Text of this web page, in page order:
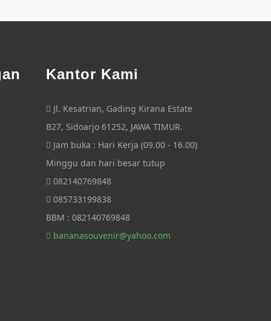
Kantor Kami
Jl. Kesatrian, Gading Kirana Estate
B27, Sidoarjo 61252, JAWA TIMUR.
Jam buka : Hari Kerja (09.00 - 16.00)
Minggu dan hari besar tutup
082140769848
085733199838
BBM : 082140769848
bananasouvenir@yahoo.com